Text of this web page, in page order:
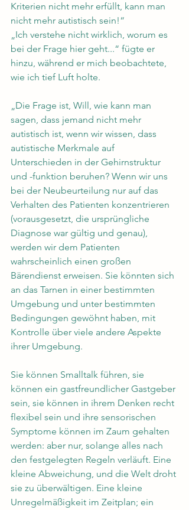
Kriterien nicht mehr erfüllt, kann man
nicht mehr autistisch sein!“
„Ich verstehe nicht wirklich, worum es
bei der Frage hier geht...“ fügte er
hinzu, während er mich beobachtete,
wie ich tief Luft holte.
„Die Frage ist, Will, wie kann man
sagen, dass jemand nicht mehr
autistisch ist, wenn wir wissen, dass
autistische Merkmale auf
Unterschieden in der Gehirnstruktur
und -funktion beruhen? Wenn wir uns
bei der Neubeurteilung nur auf das
Verhalten des Patienten konzentrieren
(vorausgesetzt, die ursprüngliche
Diagnose war gültig und genau),
werden wir dem Patienten
wahrscheinlich einen großen
Bärendienst erweisen. Sie könnten sich
an das Tarnen in einer bestimmten
Umgebung und unter bestimmten
Bedingungen gewöhnt haben, mit
Kontrolle über viele andere Aspekte
ihrer Umgebung.
Sie können Smalltalk führen, sie
können ein gastfreundlicher Gastgeber
sein, sie können in ihrem Denken recht
flexibel sein und ihre sensorischen
Symptome können im Zaum gehalten
werden: aber nur, solange alles nach
den festgelegten Regeln verläuft. Eine
kleine Abweichung, und die Welt droht
sie zu überwältigen. Eine kleine
Unregelmäßigkeit im Zeitplan; ein